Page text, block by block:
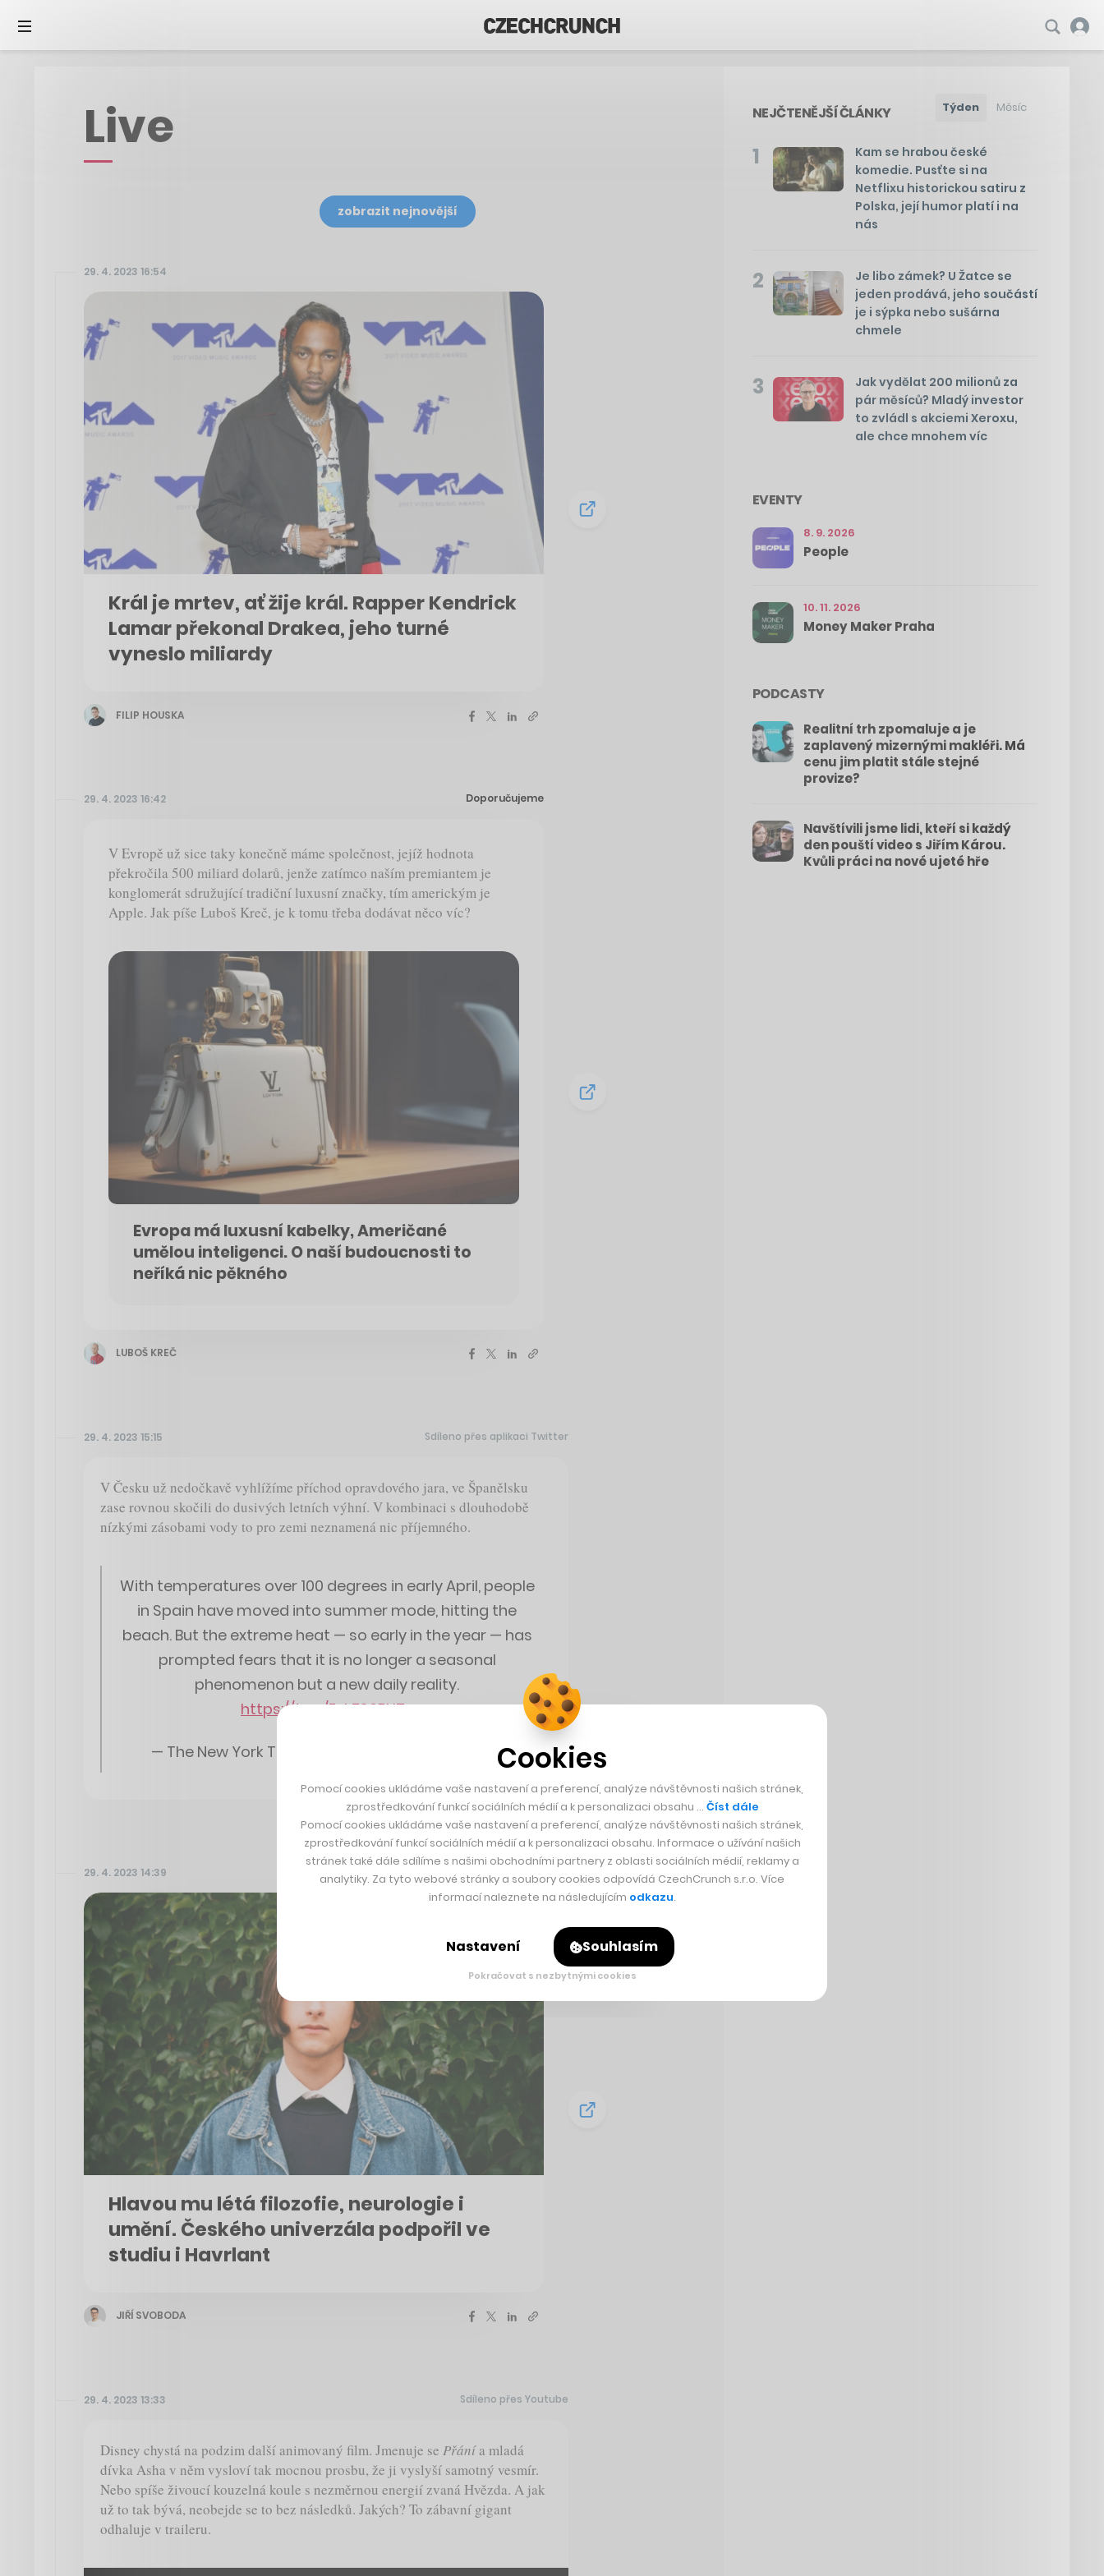
Live
zobrazit nejnovější
29. 4. 2023 16:54
Král je mrtev, ať žije král. Rapper Kendrick
Lamar překonal Drakea, jeho turné
vyneslo miliardy
FILIP HOUSKA
29. 4. 2023 16:42 Doporučujeme
V Evropě už sice taky konečně máme společnost, jejíž hodnota
překročila 500 miliard dolarů, jenže zatímco naším premiantem je
konglomerát sdružující tradiční luxusní značky, tím americkým je
Apple. Jak píše Luboš Kreč, je k tomu třeba dodávat něco víc?
Evropa má luxusní kabelky, Američané
umělou inteligenci. O naší budoucnosti to
neříká nic pěkného
LUBOŠ KREČ
29. 4. 2023 15:15 Sdíleno přes aplikaci Twitter
V Česku už nedočkavě vyhlížíme příchod opravdového jara, ve Španělsku
zase rovnou skočili do dusivých letních výhní. V kombinaci s dlouhodobě
nízkými zásobami vody to pro zemi neznamená nic příjemného.
With temperatures over 100 degrees in early April, people
in Spain have moved into summer mode, hitting the
beach. But the extreme heat — so early in the year — has
prompted fears that it is no longer a seasonal
phenomenon but a new daily reality.
https://t.co/Eyk7S0BUTv
— The New York Times (@nytimes) April 28, 2023
29. 4. 2023 14:39
Hlavou mu létá filozofie, neurologie i
umění. Českého univerzála podpořil ve
studiu i Havrlant
JIŘÍ SVOBODA
29. 4. 2023 13:33 Sdíleno přes Youtube
Disney chystá na podzim další animovaný film. Jmenuje se Přánía mladá
dívka Asha v něm vysloví tak mocnou prosbu, že ji vyslyší samotný vesmír.
Nebo spíše živoucí kouzelná koule s nezměrnou energií zvaná Hvězda. A jak
už to tak bývá, neobejde se to bez následků. Jakých? To zábavní gigant
odhaluje v traileru.
NEJČTENĚJŠÍ ČLÁNKY Týden Měsíc
1
Kam se hrabou české
komedie. Pusťte si na
Netflixu historickou satiru z
Polska, její humor platí i na
nás
2
Je libo zámek? U Žatce se
jeden prodává, jeho součástí
je i sýpka nebo sušárna
chmele
3
Jak vydělat 200 milionů za
pár měsíců? Mladý investor
to zvládl s akciemi Xeroxu,
ale chce mnohem víc
EVENTY
8. 9. 2026
People
10. 11. 2026
Money Maker Praha
PODCASTY
Realitní trh zpomaluje a je
zaplavený mizernými makléři. Má
cenu jim platit stále stejné
provize?
Navštívili jsme lidi, kteří si každý
den pouští video s Jiřím Károu.
Kvůli práci na nové ujeté hře
Cookies
Pomocí cookies ukládáme vaše nastavení a preferencí, analýze návštěvnosti našich stránek,
zprostředkování funkcí sociálních médií a k personalizaci obsahu … Číst dále
Pomocí cookies ukládáme vaše nastavení a preferencí, analýze návštěvnosti našich stránek,
zprostředkování funkcí sociálních médií a k personalizaci obsahu. Informace o užívání našich
stránek také dále sdílíme s našimi obchodními partnery z oblasti sociálních médií, reklamy a
analytiky. Za tyto webové stránky a soubory cookies odpovídá CzechCrunch s.r.o. Více
informací naleznete na následujícím odkazu.
Nastavení Souhlasím
Pokračovat s nezbytnými cookies